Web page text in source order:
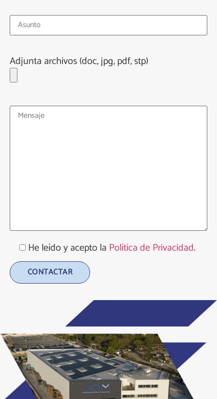
Adjunta archivos (doc, jpg, pdf, stp)
He leído y acepto la Política de Privacidad.